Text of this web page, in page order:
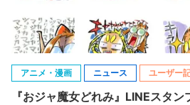
アニメ・漫画 ニュース ユーザー
『おジャ魔女どれみ』LINEスタ